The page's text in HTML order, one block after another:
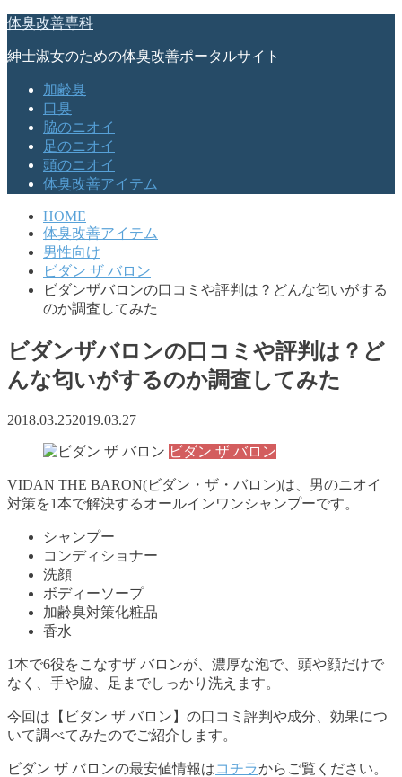
体臭改善専科
紳士淑女のための体臭改善ポータルサイト
加齢臭
口臭
脇のニオイ
足のニオイ
頭のニオイ
体臭改善アイテム
HOME
体臭改善アイテム
男性向け
ビダン ザ バロン
ビダンザバロンの口コミや評判は？どんな匂いがする
のか調査してみた
ビダンザバロンの口コミや評判は？ど
んな匂いがするのか調査してみた
2018.03.252019.03.27
ビダン ザ バロン
VIDAN THE BARON(ビダン・ザ・バロン)は、男のニオイ
対策を1本で解決するオールインワンシャンプーです。
シャンプー
コンディショナー
洗顔
ボディーソープ
加齢臭対策化粧品
香水
1本で6役をこなすザ バロンが、濃厚な泡で、頭や顔だけで
なく、手や脇、足までしっかり洗えます。
今回は【ビダン ザ バロン】の口コミ評判や成分、効果につ
いて調べてみたのでご紹介します。
ビダン ザ バロンの最安値情報はコチラからご覧ください。